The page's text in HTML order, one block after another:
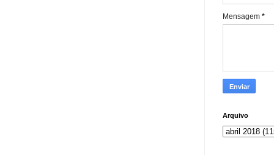
Mensagem *
Arquivo